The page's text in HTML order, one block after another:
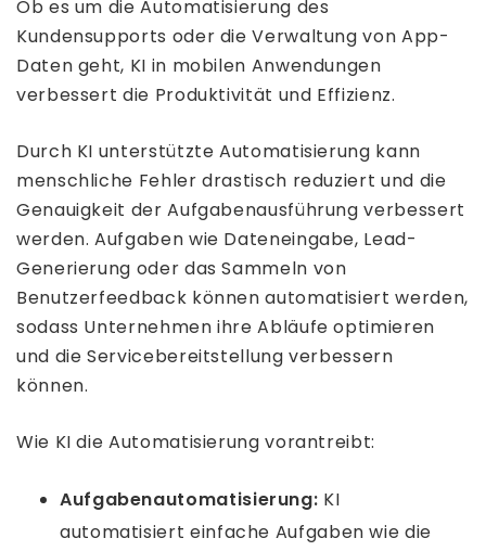
Ob es um die Automatisierung des
Kundensupports oder die Verwaltung von App-
Daten geht, KI in mobilen Anwendungen
verbessert die Produktivität und Effizienz.
Durch KI unterstützte Automatisierung kann
menschliche Fehler drastisch reduziert und die
Genauigkeit der Aufgabenausführung verbessert
werden. Aufgaben wie Dateneingabe, Lead-
Generierung oder das Sammeln von
Benutzerfeedback können automatisiert werden,
sodass Unternehmen ihre Abläufe optimieren
und die Servicebereitstellung verbessern
können.
Wie KI die Automatisierung vorantreibt:
Aufgabenautomatisierung: KI
automatisiert einfache Aufgaben wie die